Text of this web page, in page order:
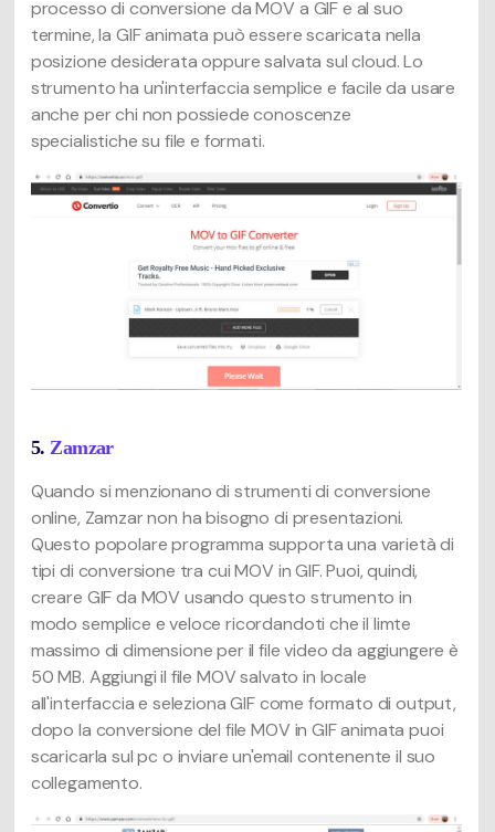
processo di conversione da MOV a GIF e al suo
termine, la GIF animata può essere scaricata nella
posizione desiderata oppure salvata sul cloud. Lo
strumento ha un'interfaccia semplice e facile da usare
anche per chi non possiede conoscenze
specialistiche su file e formati.
5.Zamzar
Quando si menzionano di strumenti di conversione
online, Zamzar non ha bisogno di presentazioni.
Questo popolare programma supporta una varietà di
tipi di conversione tra cui MOV in GIF. Puoi, quindi,
creare GIF da MOV usando questo strumento in
modo semplice e veloce ricordandoti che il limte
massimo di dimensione per il file video da aggiungere è
50 MB. Aggiungi il file MOV salvato in locale
all'interfaccia e seleziona GIF come formato di output,
dopo la conversione del file MOV in GIF animata puoi
scaricarla sul pc o inviare un'email contenente il suo
collegamento.